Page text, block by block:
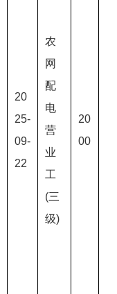
20
25-
09-
22
农
网
配
电
营
业
工
(三
级)
20
00